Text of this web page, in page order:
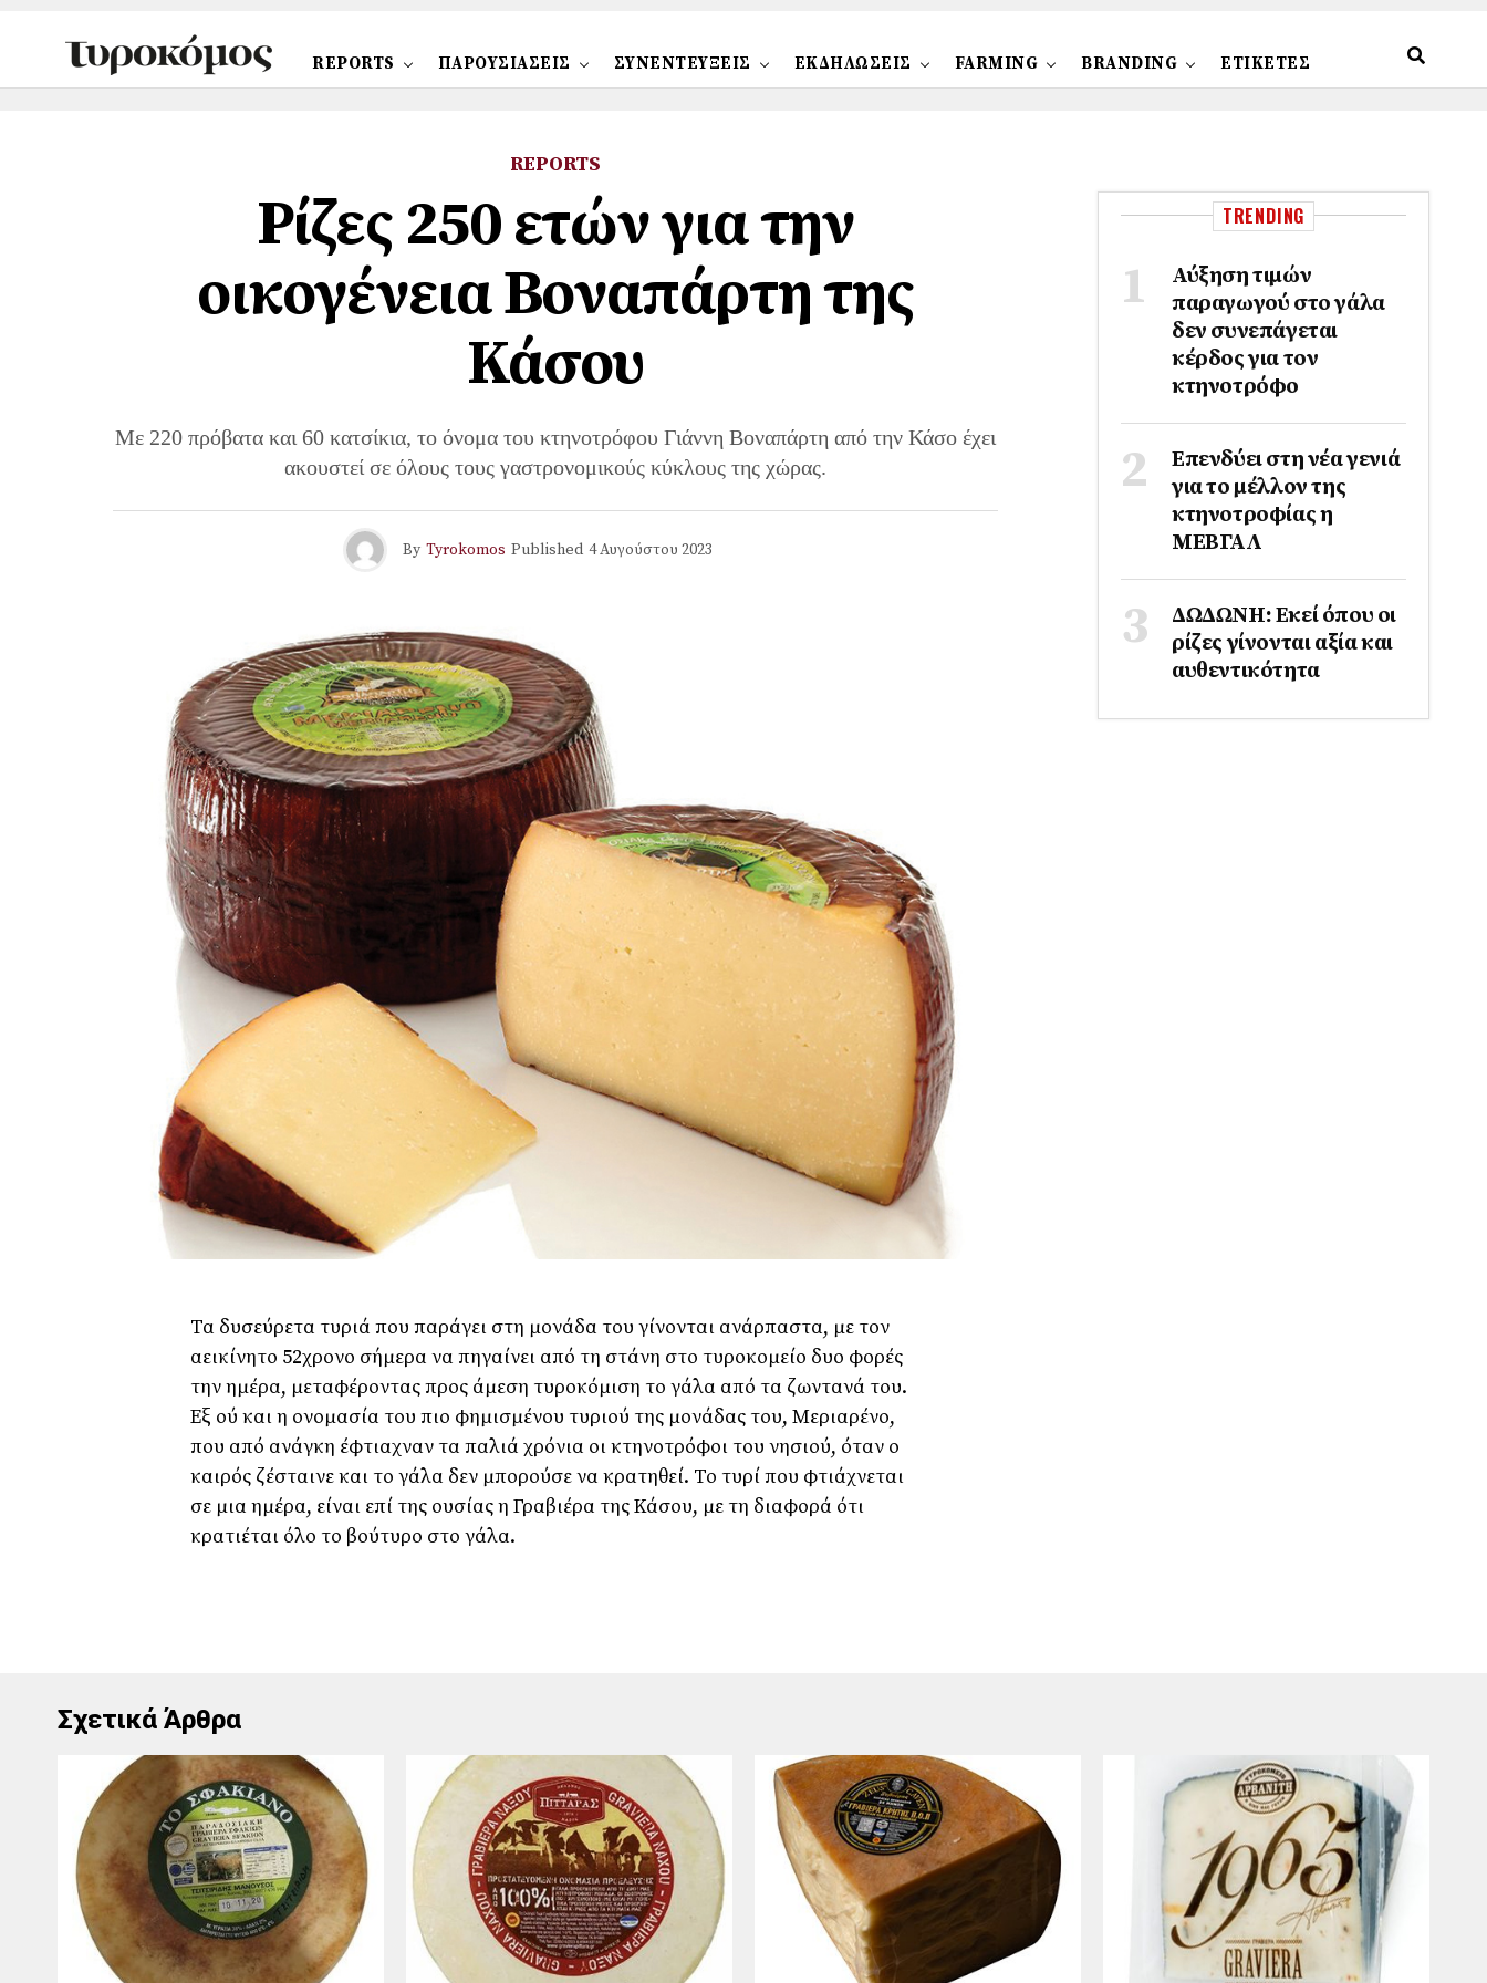
REPORTS ΠΑΡΟΥΣΙΑΣΕΙΣ ΣΥΝΕΝΤΕΥΞΕΙΣ ΕΚΔΗΛΩΣΕΙΣ FARMING BRANDING ΕΤΙΚΕΤΕΣ
REPORTS
Ρίζες 250 ετών για την
οικογένεια Βοναπάρτη της
Κάσου
Με 220 πρόβατα και 60 κατσίκια, το όνομα του κτηνοτρόφου Γιάννη Βοναπάρτη από την Κάσο έχει
ακουστεί σε όλους τους γαστρονομικούς κύκλους της χώρας.
By Tyrokomos Published 4 Αυγούστου 2023
Τα δυσεύρετα τυριά που παράγει στη μονάδα του γίνονται ανάρπαστα, με τον
αεικίνητο 52χρονο σήμερα να πηγαίνει από τη στάνη στο τυροκομείο δυο φορές
την ημέρα, μεταφέροντας προς άμεση τυροκόμιση το γάλα από τα ζωντανά του.
Εξ ού και η ονομασία του πιο φημισμένου τυριού της μονάδας του, Μεριαρένο,
που από ανάγκη έφτιαχναν τα παλιά χρόνια οι κτηνοτρόφοι του νησιού, όταν ο
καιρός ζέσταινε και το γάλα δεν μπορούσε να κρατηθεί. Το τυρί που φτιάχνεται
σε μια ημέρα, είναι επί της ουσίας η Γραβιέρα της Κάσου, με τη διαφορά ότι
κρατιέται όλο το βούτυρο στο γάλα.
TRENDING
Αύξηση τιμών
παραγωγού στο γάλα
δεν συνεπάγεται
κέρδος για τον
κτηνοτρόφο
Επενδύει στη νέα γενιά
για το μέλλον της
κτηνοτροφίας η
ΜΕΒΓΑΛ
ΔΩΔΩΝΗ: Εκεί όπου οι
ρίζες γίνονται αξία και
αυθεντικότητα
Σχετικά Άρθρα